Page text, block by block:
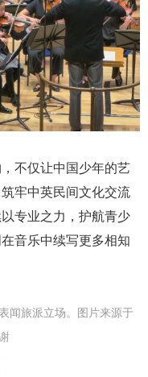
不仅让中国少年的艺
牢中英民间文化交流
专业之力，护航青少
音乐中续写更多相知
闻旅派立场。图片来源于